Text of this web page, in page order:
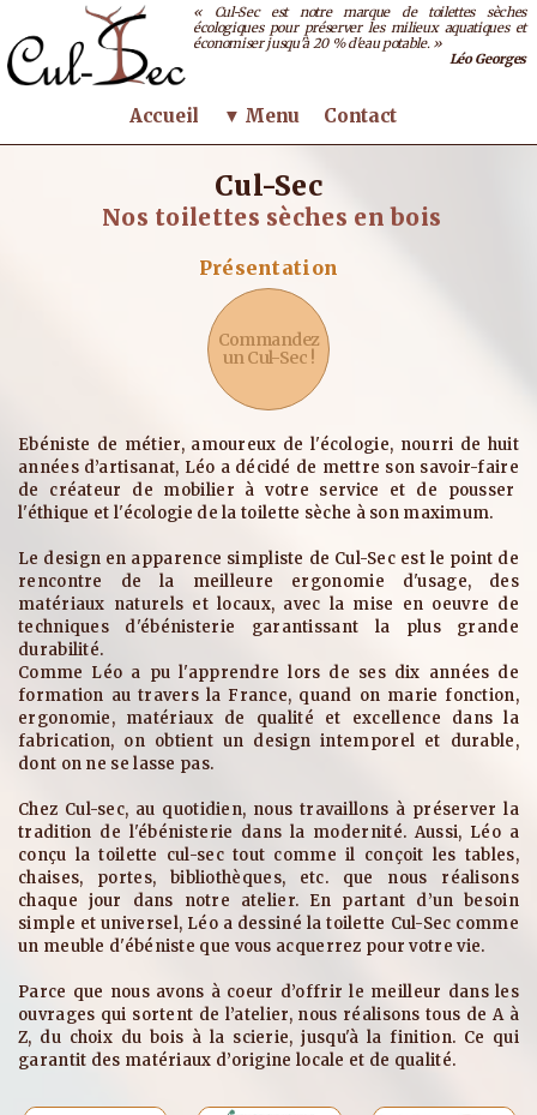
« Cul-Sec est notre marque de toilettes sèches
écologiques pour préserver les milieux aquatiques et
économiser jusqu'à 20 % d'eau potable. »
Léo Georges
Accueil ▼ Menu Contact
Cul-Sec
Nos toilettes sèches en bois
Présentation
Commandez
un Cul-Sec !
Ebéniste de métier, amoureux de l'écologie, nourri de huit
années d’artisanat, Léo a décidé de mettre son savoir-faire
de créateur de mobilier à votre service et de pousser
l'éthique et l'écologie de la toilette sèche à son maximum.
Le design en apparence simpliste de Cul-Sec est le point de
rencontre de la meilleure ergonomie d'usage, des
matériaux naturels et locaux, avec la mise en oeuvre de
techniques d'ébénisterie garantissant la plus grande
durabilité.
Comme Léo a pu l'apprendre lors de ses dix années de
formation au travers la France, quand on marie fonction,
ergonomie, matériaux de qualité et excellence dans la
fabrication, on obtient un design intemporel et durable,
dont on ne se lasse pas.
Chez Cul-sec, au quotidien, nous travaillons à préserver la
tradition de l'ébénisterie dans la modernité. Aussi, Léo a
conçu la toilette cul-sec tout comme il conçoit les tables,
chaises, portes, bibliothèques, etc. que nous réalisons
chaque jour dans notre atelier. En partant d’un besoin
simple et universel, Léo a dessiné la toilette Cul-Sec comme
un meuble d'ébéniste que vous acquerrez pour votre vie.
Parce que nous avons à coeur d’offrir le meilleur dans les
ouvrages qui sortent de l’atelier, nous réalisons tous de A à
Z, du choix du bois à la scierie, jusqu'à la finition. Ce qui
garantit des matériaux d’origine locale et de qualité.